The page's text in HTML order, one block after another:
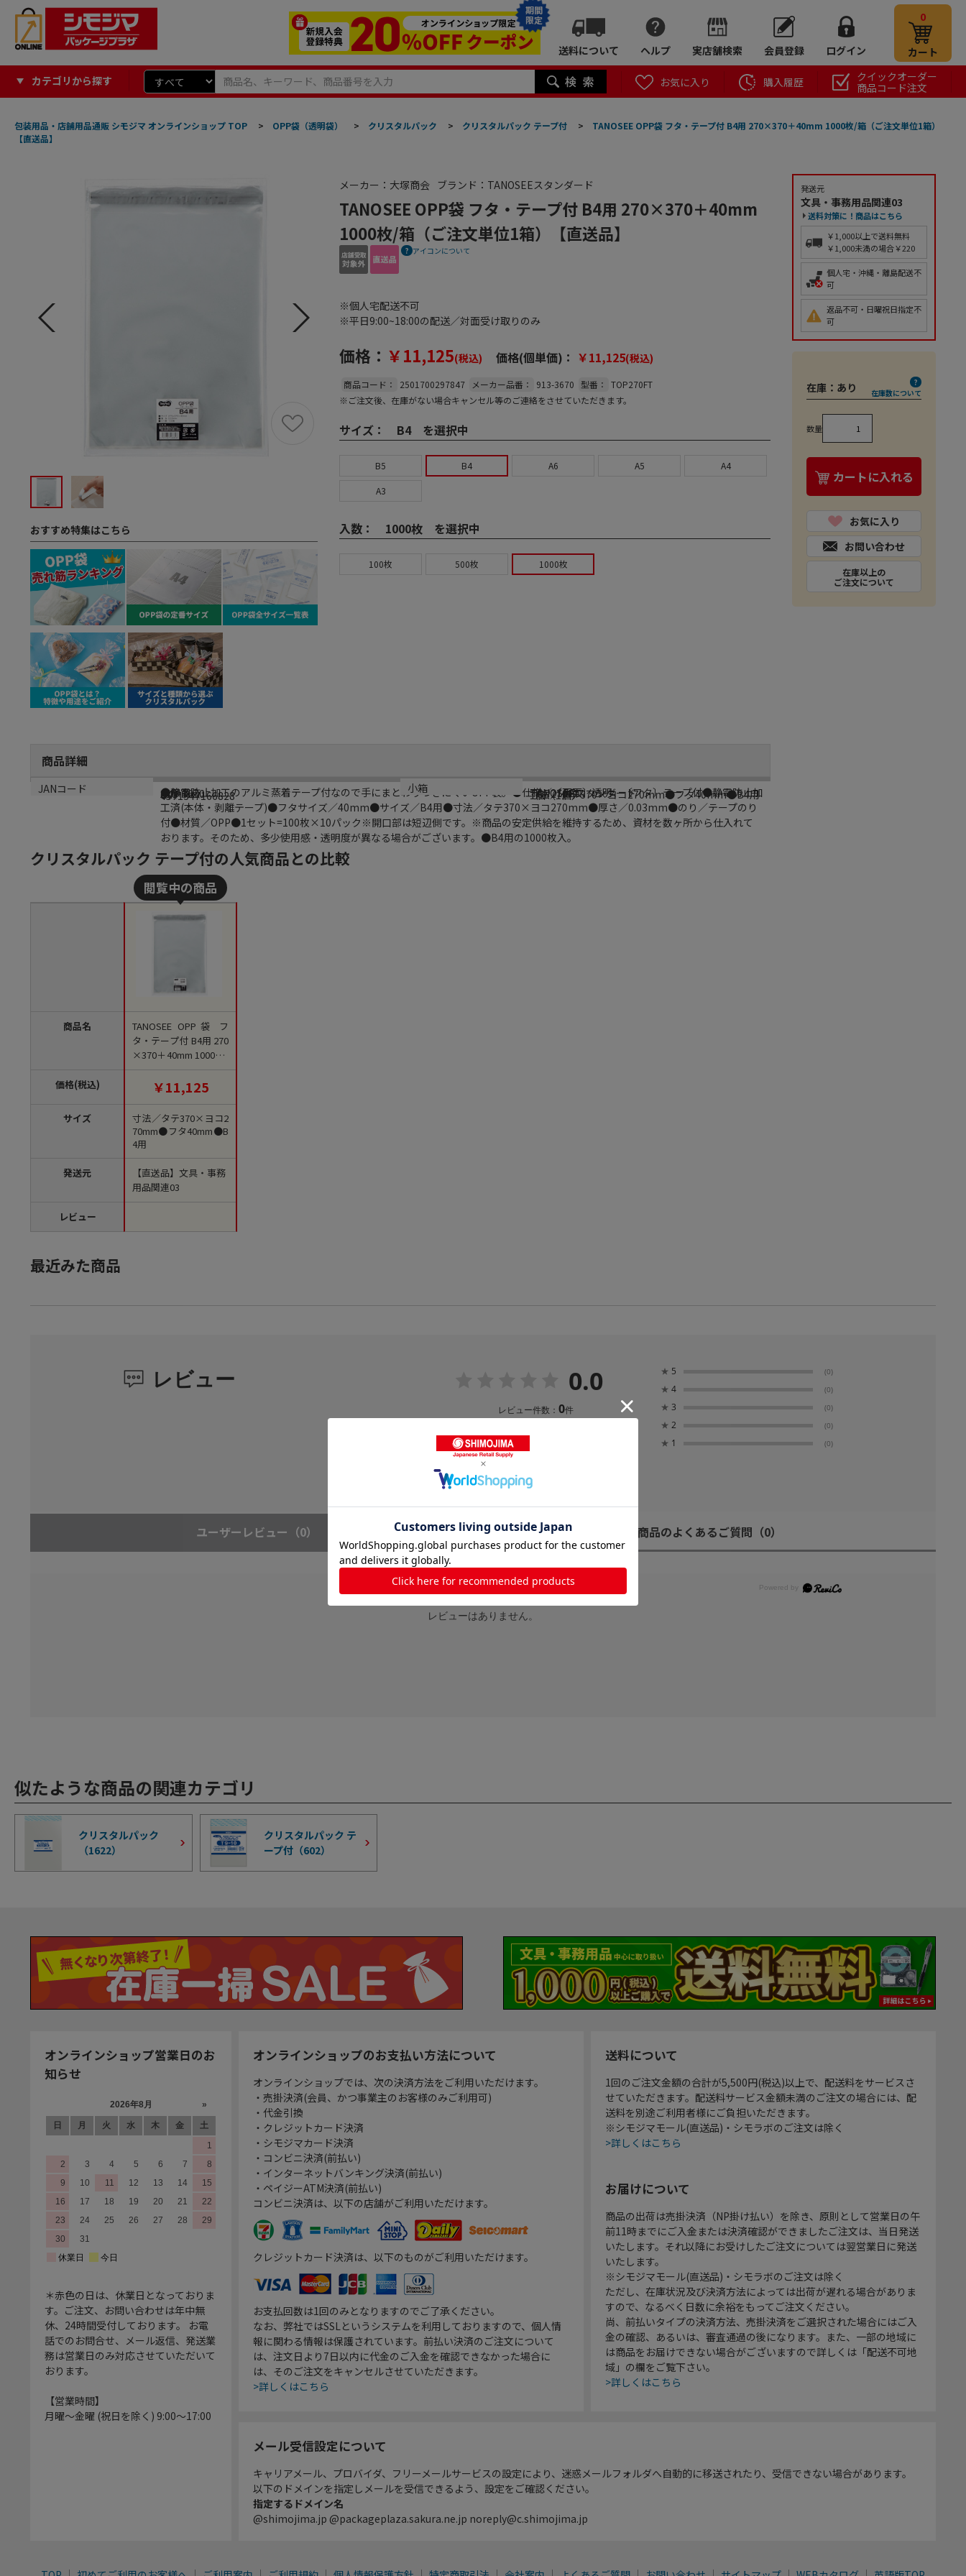
期間
限定
送料について ヘルプ 実店舗検索 会員登録 ログイン
0
カート
カテゴリから探す お気に入り 購入履歴
クイックオーダー
商品コード注文
包装用品・店舗用品通販 シモジマ オンラインショップ TOP > OPP袋（透明袋） > クリスタルパック > クリスタルパック テープ付 >
TANOSEE OPP袋 フタ・テープ付 B4用 270×370＋40mm 1000枚/箱（ご注文単位1箱）
【直送品】
おすすめ特集はこちら
メーカー：大塚商会 ブランド：TANOSEEスタンダード
TANOSEE OPP袋 フタ・テープ付 B4用 270×370＋40mm
1000枚/箱（ご注文単位1箱）【直送品】
アイコンについて
※個人宅配送不可
※平日9:00~18:00の配送／対面受け取りのみ
価格： ￥11,125(税込) 価格(個単価)： ￥11,125(税込)
商品コード： 2501700297847 メーカー品番： 913-3670 型番：
TOP270FT
※ご注文後、在庫がない場合キャンセル等のご連絡をさせていただきます。
サイズ： B4 を選択中
B5 B4 A6 A5 A4
A3
入数： 1000枚 を選択中
100枚 500枚 1000枚
商品詳細
商品説明
●静電防止加工のアルミ蒸着テープ付なので手にまとわりつきにくいOPP袋。●仕様／〔両面〕透明、〔フタ〕テープ付●静電防止加
工済(本体・剥離テープ)●フタサイズ／40mm●サイズ／B4用●寸法／タテ370×ヨコ270mm●厚さ／0.03mm●のり／テープのり
付●材質／OPP●1セット=100枚×10パック※開口部は短辺側です。※商品の安定供給を維持するため、資材を数ヶ所から仕入れて
おります。そのため、多少使用感・透明度が異なる場合がございます。●B4用の1000枚入。
メーカー名
大塚商会
ブランド名
TANOSEEスタンダード
メーカー品番
913-3670
型番
TOP270FT
規格
B4
サイズ
寸法／タテ370×ヨコ270mm●フタ40mm●B4用
材質
OPP
小箱
1個（1個）
JANコード
4571347166828
発送元
文具・事務用品関連03
送料対策に！商品はこちら
￥1,000以上で送料無料
￥1,000未満の場合￥220
個人宅・沖縄・離島配送不
可
返品不可・日曜祝日指定不
可
在庫： あり 在庫数について
数量
カートに入れる
お気に入り
お問い合わせ
在庫以上の
ご注文について
クリスタルパック テープ付の人気商品との比較
商品名
価格(税込)
サイズ
発送元
レビュー
TANOSEE OPP袋 フ
タ・テープ付 B4用 270
×370＋40mm 1000枚/
箱（ご注文単位1箱）
【直送品】
￥11,125
寸法／タテ370×ヨコ2
70mm●フタ40mm●B
4用
【直送品】文具・事務
用品関連03
最近みた商品
レビュー 0.0
レビュー件数： 0件
★ 5 (0)
★ 4 (0)
★ 3 (0)
★ 2 (0)
★ 1 (0)
ユーザーレビュー （0） 商品のよくあるご質問 （0）
レビューはありません。
似たような商品の関連カテゴリ
クリスタルパック
（1622）
クリスタルパック テ
ープ付（602）
オンラインショップ営業日のお
知らせ
＊赤色の日は、休業日となっておりま
す。ご注文、お問い合わせは年中無
休、24時間受付しております。 お電
話でのお問合せ、メール返信、発送業
務は営業日のみ対応させていただいて
おります。
【営業時間】
月曜～金曜 (祝日を除く) 9:00～17:00
オンラインショップのお支払い方法について
オンラインショップでは、次の決済方法をご利用いただけます。
・売掛決済(会員、かつ事業主のお客様のみご利用可)
・代金引換
・クレジットカード決済
・シモジマカード決済
・コンビニ決済(前払い)
・インターネットバンキング決済(前払い)
・ペイジーATM決済(前払い)
コンビニ決済は、以下の店舗がご利用いただけます。
クレジットカード決済は、以下のものがご利用いただけます。
お支払回数は1回のみとなりますのでご了承ください。
なお、弊社ではSSLというシステムを利用しておりますので、個人情
報に関わる情報は保護されています。前払い決済のご注文について
は、注文日より7日以内に代金のご入金を確認できなかった場合に
は、そのご注文をキャンセルさせていただきます。
>詳しくはこちら
送料について
1回のご注文金額の合計が5,500円(税込)以上で、配送料をサービスさ
せていただきます。配送料サービス金額未満のご注文の場合には、配
送料を別途ご利用者様にご負担いただきます。
※シモジマモール(直送品)・シモラボのご注文は除く
>詳しくはこちら
お届けについて
商品の出荷は売掛決済（NP掛け払い）を除き、原則として営業日の午
前11時までにご入金または決済確認ができましたご注文は、当日発送
いたします。それ以降にお受けしたご注文については翌営業日に発送
いたします。
※シモジマモール(直送品)・シモラボのご注文は除く
ただし、在庫状況及び決済方法によっては出荷が遅れる場合がありま
すので、なるべく日数に余裕をもってご注文ください。
尚、前払いタイプの決済方法、売掛決済をご選択された場合にはご入
金の確認、あるいは、審査通過の後になります。また、一部の地域に
は商品をお届けできない場合がございますので詳しくは「配送不可地
域」の欄をご覧下さい。
>詳しくはこちら
メール受信設定について
キャリアメール、プロバイダ、フリーメールサービスの設定により、迷惑メールフォルダへ自動的に移送されたり、受信できない場合があります。
以下のドメインを指定しメールを受信できるよう、設定をご確認ください。
指定するドメイン名
@shimojima.jp @packageplaza.sakura.ne.jp noreply@c.shimojima.jp